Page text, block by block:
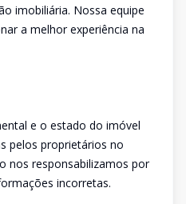
imobiliária. Nossa equipe
a melhor experiência na
e o estado do imóvel
pelos proprietários no
nos responsabilizamos por
incorretas.